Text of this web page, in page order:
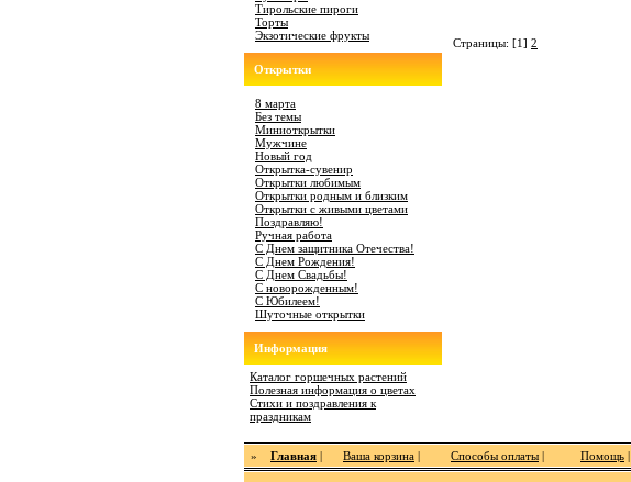
Тирольские пироги
Торты
Экзотические фрукты
Открытки
8 марта
Без темы
Миниоткрытки
Мужчине
Новый год
Открытка-сувенир
Открытки любимым
Открытки родным и близким
Открытки с живыми цветами
Поздравляю!
Ручная работа
С Днем защитника Отечества!
С Днем Рождения!
С Днем Свадьбы!
С новорожденным!
С Юбилеем!
Шуточные открытки
Информация
Каталог горшечных растений
Полезная информация о цветах
Стихи и поздравления к
праздникам
Страницы: [1] 2
» Главная | Ваша корзина | Способы оплаты | Помощь |